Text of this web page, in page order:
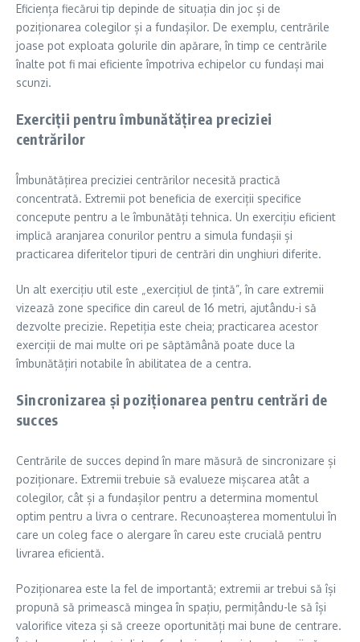
Eficiența fiecărui tip depinde de situația din joc și de
poziționarea colegilor și a fundașilor. De exemplu, centrările
joase pot exploata golurile din apărare, în timp ce centrările
înalte pot fi mai eficiente împotriva echipelor cu fundași mai
scunzi.
Exerciții pentru îmbunătățirea preciziei
centrărilor
Îmbunătățirea preciziei centrărilor necesită practică
concentrată. Extremii pot beneficia de exerciții specifice
concepute pentru a le îmbunătăți tehnica. Un exercițiu eficient
implică aranjarea conurilor pentru a simula fundașii și
practicarea diferitelor tipuri de centrări din unghiuri diferite.
Un alt exercițiu util este „exercițiul de țintă”, în care extremii
vizează zone specifice din careul de 16 metri, ajutându-i să
dezvolte precizie. Repetiția este cheia; practicarea acestor
exerciții de mai multe ori pe săptămână poate duce la
îmbunătățiri notabile în abilitatea de a centra.
Sincronizarea și poziționarea pentru centrări de
succes
Centrările de succes depind în mare măsură de sincronizare și
poziționare. Extremii trebuie să evalueze mișcarea atât a
colegilor, cât și a fundașilor pentru a determina momentul
optim pentru a livra o centrare. Recunoașterea momentului în
care un coleg face o alergare în careu este crucială pentru
livrarea eficientă.
Poziționarea este la fel de importantă; extremii ar trebui să își
propună să primească mingea în spațiu, permițându-le să își
valorifice viteza și să creeze oportunități mai bune de centrare.